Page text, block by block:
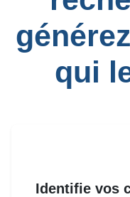
qui
Identifie vos